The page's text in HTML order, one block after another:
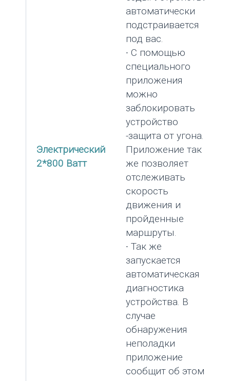
Электрический
2*800 Ватт
автоматически
подстраивается
под вас.
∙ С помощью
специального
приложения
можно
заблокировать
устройство
-защита от угона.
Приложение так
же позволяет
отслеживать
скорость
движения и
пройденные
маршруты.
∙ Так же
запускается
автоматическая
диагностика
устройства. В
случае
обнаружения
неполадки
приложение
сообщит об этом.